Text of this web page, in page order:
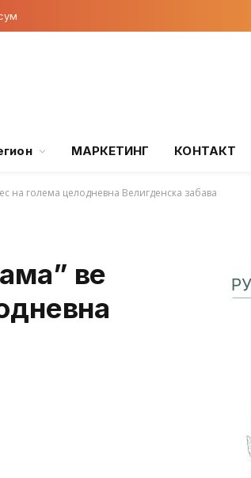
МАРКЕТИНГ КОНТАКТ
на голема целодневна Велигденска забава
ве